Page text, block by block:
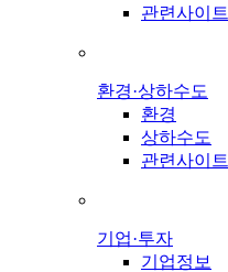
관련사이트
환경·상하수도
환경
상하수도
관련사이트
기업·투자
기업정보